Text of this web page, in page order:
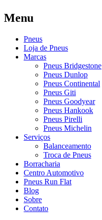
Menu
Pneus
Loja de Pneus
Marcas
Pneus Bridgestone
Pneus Dunlop
Pneus Continental
Pneus Giti
Pneus Goodyear
Pneus Hankook
Pneus Pirelli
Pneus Michelin
Serviços
Balanceamento
Troca de Pneus
Borracharia
Centro Automotivo
Pneus Run Flat
Blog
Sobre
Contato